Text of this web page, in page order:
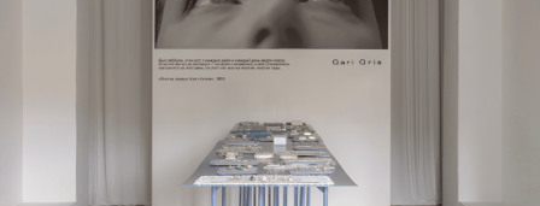
НОВЫЙ ДОМ QARI QRIS
НА ХЛЕБОЗАВОДЕ